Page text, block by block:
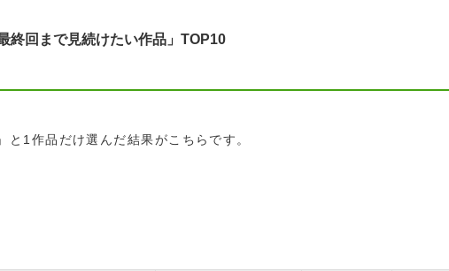
終回まで見続けたい作品」TOP10
1作品だけ選んだ結果がこちらです。